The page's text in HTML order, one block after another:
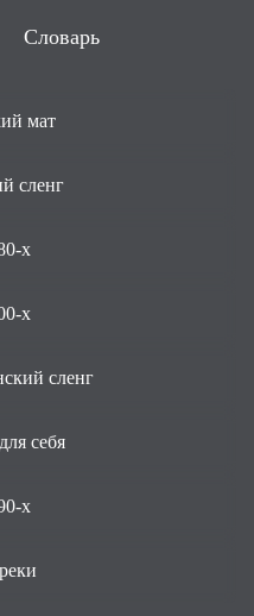
Словарь
мат
сленг
х
х
сленг
себя
х